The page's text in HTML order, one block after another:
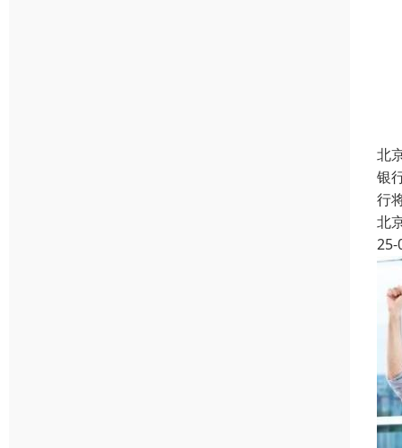
北
银
行
北
25-